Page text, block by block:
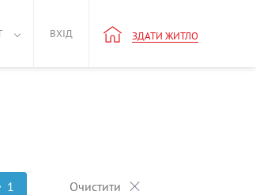
ВХІД ЗДАТИ ЖИТЛО
1 Очистити